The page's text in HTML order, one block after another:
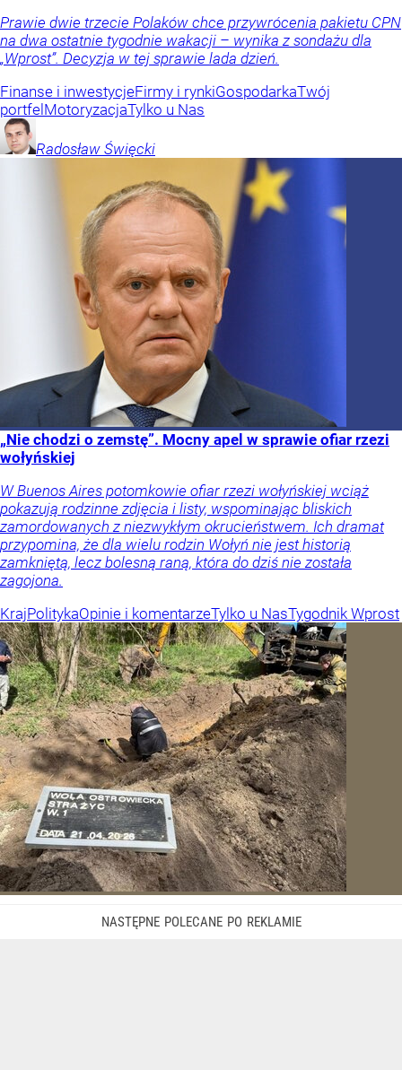
Prawie dwie trzecie Polaków chce przywrócenia pakietu CPN
na dwa ostatnie tygodnie wakacji – wynika z sondażu dla
„Wprost”. Decyzja w tej sprawie lada dzień.
Finanse i inwestycjeFirmy i rynkiGospodarkaTwój
portfel MotoryzacjaTylko u Nas
Radosław Święcki
„Nie chodzi o zemstę”. Mocny apel w sprawie ofiar rzezi
wołyńskiej
W Buenos Aires potomkowie ofiar rzezi wołyńskiej wciąż
pokazują rodzinne zdjęcia i listy, wspominając bliskich
zamordowanych z niezwykłym okrucieństwem. Ich dramat
przypomina, że dla wielu rodzin Wołyń nie jest historią
zamkniętą, lecz bolesną raną, która do dziś nie została
zagojona.
KrajPolitykaOpinie i komentarzeTylko u NasTygodnik Wprost